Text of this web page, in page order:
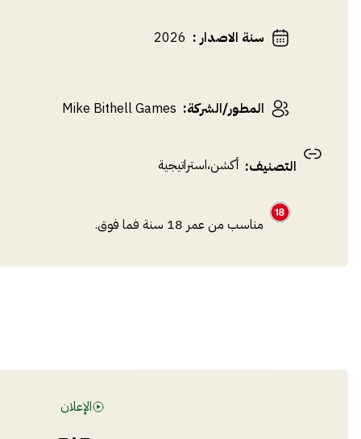
سنة الاصدار :
2026
المطور/الشركة:
Mike Bithell Games
التصنيف: أكشن،استراتيجية
مناسب من عمر 18 سنة فما فوق.
الإعلان